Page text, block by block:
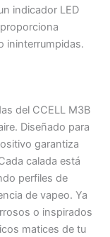
indicador LED
ininterrumpidas.
del CCELL M3B
Diseñado para
garantiza
calada está
perfiles de
de vapeo. Ya
o inspirados
matices de tu